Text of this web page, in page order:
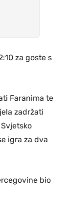
za goste s
Faranima te
zadržati
igra za dva
bio